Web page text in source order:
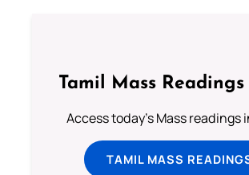
Tamil Mass Readings
Access today's Mass readings
TAMIL MASS